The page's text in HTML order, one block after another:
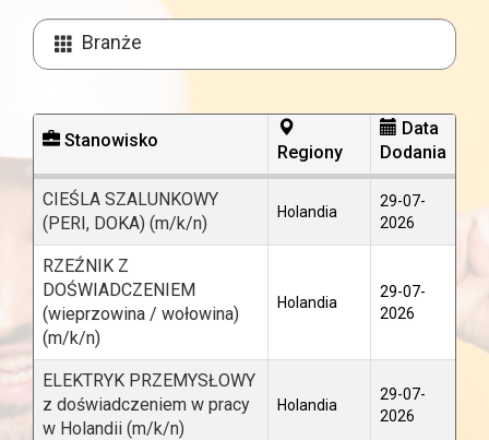
Branże
Stanowisko
Regiony
Data
Dodania
CIEŚLA SZALUNKOWY
(PERI, DOKA) (m/k/n)
Holandia
29-07-
2026
RZEŹNIK Z
DOŚWIADCZENIEM
(wieprzowina / wołowina)
(m/k/n)
Holandia
29-07-
2026
ELEKTRYK PRZEMYSŁOWY
z doświadczeniem w pracy
w Holandii (m/k/n)
Holandia
29-07-
2026